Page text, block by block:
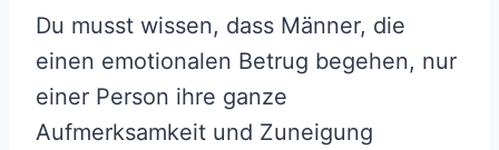
Du musst wissen, dass Männer, die
einen emotionalen Betrug begehen, nur
einer Person ihre ganze
Aufmerksamkeit und Zuneigung